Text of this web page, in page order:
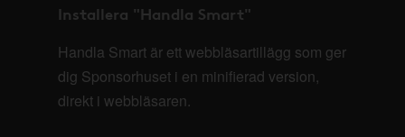
Installera "Handla Smart"
Handla Smart är ett webbläsartillägg som ger
dig Sponsorhuset i en minifierad version,
direkt i webbläsaren.